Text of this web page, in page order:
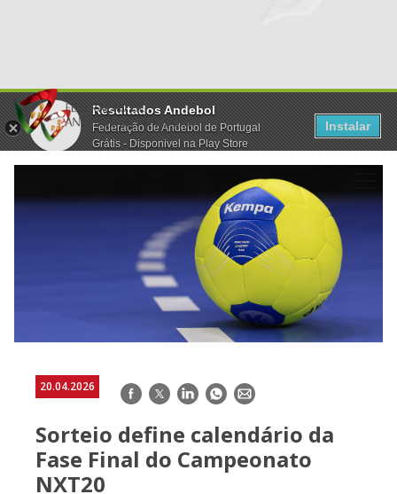
Resultados Andebol
Federação de Andebol de Portugal
Grátis - Disponivel na Play Store
Instalar
20.04.2026 Facebook
TwitterLinkedInWhatsApp
E-
Sorteio define calendário da
Fase Final do Campeonato
NXT20